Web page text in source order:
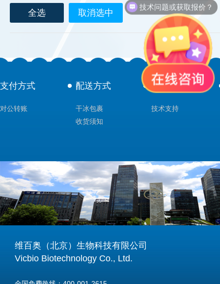
LGC Maine Standards Biolife
AbD Serotec
全选 取消选中
支付方式
对公转账
配送方式
干冰包裹
收货须知
售后服务
技术支持
维百奥（北京）生物科技有限公司
Vicbio Biotechnology Co., Ltd.
技术问题或获取报价？